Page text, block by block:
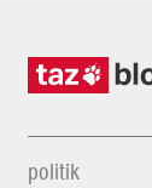
politik